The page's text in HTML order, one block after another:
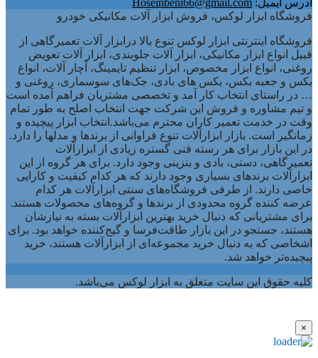
آدرس ایمیل: Hoseinbeni66@gmail.com
فروشگاه ابزار لوکس، فروش ابزار آلات مکانیکی خودرو
فروشگاه اینترنتی ابزار لوکس تنوع بالا درابزار آلات تعمیرگاهی از
قبیل انواع ابزار مکانیکی، ابزار آلات جلوبندی، ابزار آلات تعویض
روغنی، انواع ابزار مخصوص، ابزار تنظیم تایمینگ، آچار آلات، انواع
بکس و جعبه بکس، بکس های بادی، جک‌های سوسماری، روغنی و
… در راستای انتخاب کار آمد و تخصصی مشتریان فراهم آمده است
و تیم مشاوره و فروش این شرکت جهت انتخاب اصلح به طور تمام
وقت در خدمت تعمیر کاران محترم می‌باشد.انتخاب ابزار پیچیده و
زمانگیر است. بازار ابزارآلات تنوع فراوانی از برندها و مدلها را دارد.
در این بازار برای هر رسته فنی گستره زیادی از ابزارآلات
تعمیرگاهی، دستی، بادی و بنزینی وجود دارد. برای هر گروه از این
ابزارآلات برندهای بسیاری وجود دارند که هر کدام کیفیت و کارایی
خاصی دارند. از طرفی فروشگاه‌های سنتی ابزارآلات هر کدام
عرضه کننده گروه محدودی از برندها و گروه‌های محصولات هستند.
برای مشتریانی که دنبال خرید بهترین ابزارآلات بسته به نیازشان
هستند، جستجو در این بازار طاقت‌فرسا و گیج‌کننده خواهد بود. برای
اشخاصی که به دنبال خرید مجموعه‌ای از ابزارآلات هستند، خرید
پیچیده‌تر خواهد شد.
کلیه حقوق این سایت متعلق به ابزار لوکس می‌باشد.
×